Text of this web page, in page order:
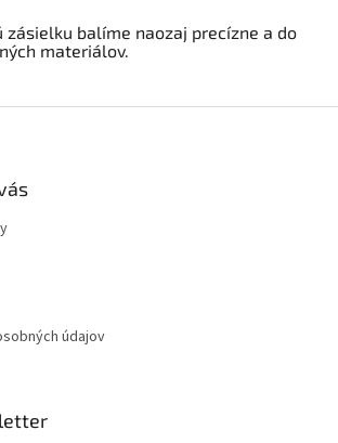
ý
p
i
u
zásielku balíme naozaj precízne a do
materiálov.
údajov